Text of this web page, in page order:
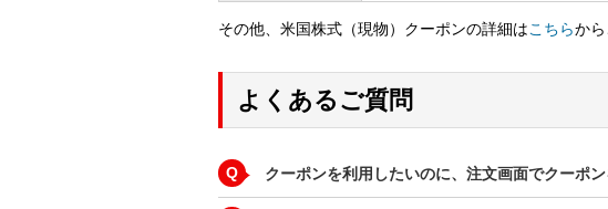
その他、米国株式（現物）クーポンの詳細はこちらから
よくあるご質問
Q クーポンを利用したいのに、注文画面でクーポ